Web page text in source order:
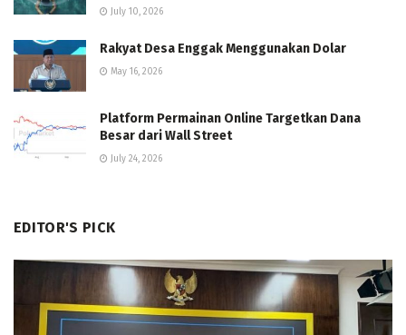
July 10, 2026
Rakyat Desa Enggak Menggunakan Dolar
May 16, 2026
Platform Permainan Online Targetkan Dana
Besar dari Wall Street
July 24, 2026
EDITOR'S PICK